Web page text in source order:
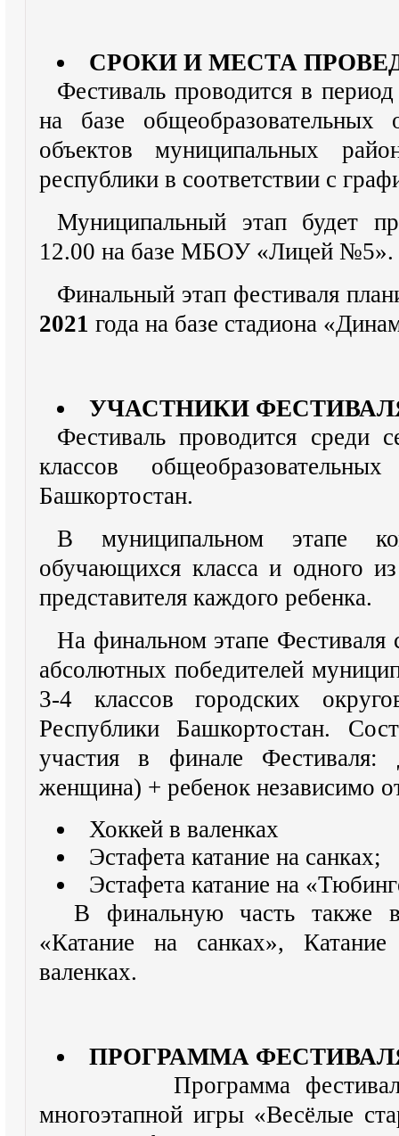
СРОКИ И МЕСТА
Фестиваль проводится в
на базе общеобразовательных
объектов муниципальных
республики в соответствии с
Муниципальный этап будет
12.00 на базе МБОУ «Лицей №5».
Финальный этап фестиваля
2021 года на базе стадиона
УЧАСТНИКИ
Фестиваль проводится
классов
Башкортостан.
В муниципальном этапе
обучающихся класса и одного
представителя каждого ребенка.
На финальном этапе Фестиваля
абсолютных победителей
3-4 классов городских
Республики Башкортостан.
участия в финале
женщина) + ребенок независимо
Хоккей в валенках
Эстафета катание на санках;
Эстафета катание на
В финальную часть также
«Катание на санках»,
валенках.
ПРОГРАММА
Программа фестиваля
многоэтапной игры «Весёлые